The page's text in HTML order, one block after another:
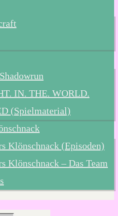
IN. THE. WORLD.
(Spielmaterial)
Klönschnack (Episoden)
Klönschnack – Das Team